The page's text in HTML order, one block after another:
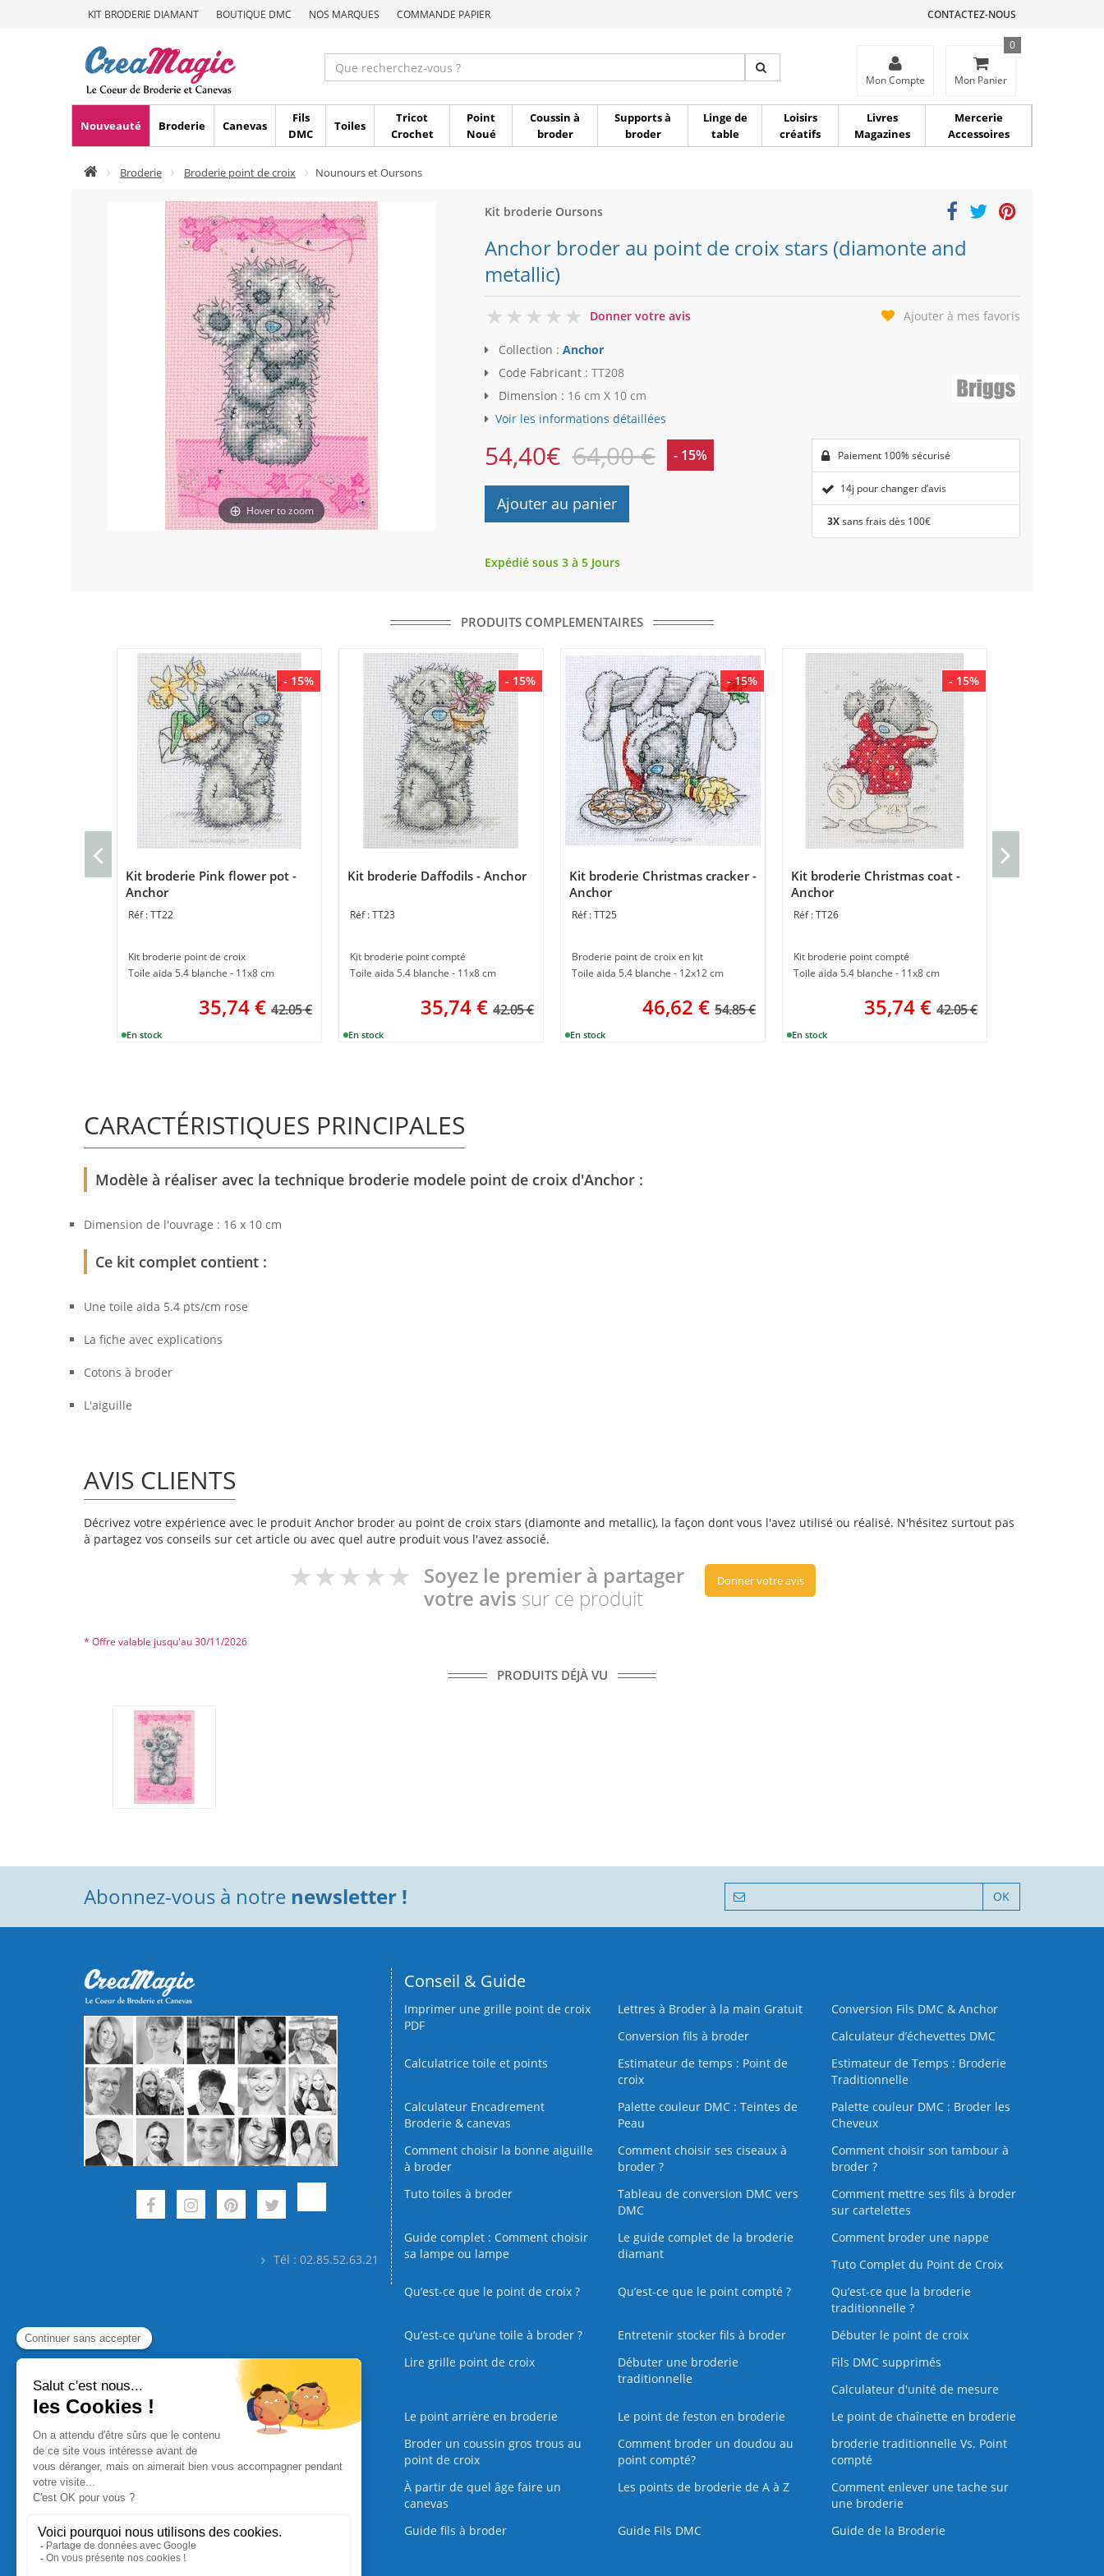
KIT BRODERIE DIAMANT BOUTIQUE DMC NOS MARQUES COMMANDE PAPIER CONTACTEZ-NOUS
Mon Compte Mon Panier
0
Nouveauté Broderie Canevas
Fils
DMC
Toiles
Tricot
Crochet
Point
Noué
Coussin à
broder
Supports à
broder
Linge de
table
Loisirs
créatifs
Livres
Magazines
Mercerie
Accessoires
Broderie Broderie point de croix Nounours et Oursons
Hover to zoom
Kit broderie Oursons
Anchor broder au point de croix stars (diamonte and
metallic)
0
Donner votre avis Ajouter à mes favoris
Collection : Anchor
Code Fabricant : TT208
Dimension : 16 cm X 10 cm
Voir les informations détaillées
54,40€ 64,00 € - 15%
Ajouter au panier
Paiement 100% sécurisé
14j pour changer d’avis
3Xsans frais dès 100€
Expédié sous 3 à 5 Jours
PRODUITS COMPLEMENTAIRES
- 15%
Kit broderie Pink flower pot -
Anchor
TT22
Kit broderie point de croix
Toile aida 5.4 blanche - 11x8 cm
35,74€ 42.05 €
- 15%
Kit broderie Daffodils - Anchor
TT23
Kit broderie point compté
Toile aida 5.4 blanche - 11x8 cm
35,74€ 42.05 €
- 15%
Kit broderie Christmas cracker -
Anchor
TT25
Broderie point de croix en kit
Toile aida 5.4 blanche - 12x12 cm
46,62 € 54.85 €
- 15%
Kit broderie Christmas coat -
Anchor
TT26
Kit broderie point compté
Toile aida 5.4 blanche - 11x8 cm
35,74€ 42.05 €
CARACTÉRISTIQUES PRINCIPALES
Modèle à réaliser avec la technique broderie modele point de croix d'Anchor :
Dimension de l'ouvrage : 16 x 10 cm
Ce kit complet contient :
Une toile aida 5.4 pts/cm rose
La fiche avec explications
Cotons à broder
L'aiguille
AVIS CLIENTS
Décrivez votre expérience avec le produit Anchor broder au point de croix stars (diamonte and metallic), la façon dont vous l'avez utilisé ou réalisé. N'hésitez surtout pas
à partagez vos conseils sur cet article ou avec quel autre produit vous l'avez associé.
Soyez le premier à partager
votre avis sur ce produit
Donner votre avis
* Offre valable jusqu'au 30/11/2026
PRODUITS DÉJÀ VU
Abonnez-vous à notre newsletter ! OK
Tél : 02.85.52.63.21
Conseil & Guide
Imprimer une grille point de croix
PDF
Lettres à Broder à la main Gratuit
Conversion Fils DMC & Anchor
Conversion fils à broder
Calculateur d’échevettes DMC
Calculatrice toile et points
Estimateur de temps : Point de
croix
Estimateur de Temps : Broderie
Traditionnelle
Calculateur Encadrement
Broderie & canevas
Palette couleur DMC : Teintes de
Peau
Palette couleur DMC : Broder les
Cheveux
Comment choisir la bonne aiguille
à broder
Comment choisir ses ciseaux à
broder ?
Comment choisir son tambour à
broder ?
Tuto toiles à broder
Tableau de conversion DMC vers
DMC
Comment mettre ses fils à broder
sur cartelettes
Guide complet : Comment choisir
sa lampe ou lampe
Le guide complet de la broderie
diamant
Comment broder une nappe
Tuto Complet du Point de Croix
Qu’est-ce que le point de croix ?
Qu’est-ce que le point compté ?
Qu’est-ce que la broderie
traditionnelle ?
Qu’est‑ce qu’une toile à broder ?
Entretenir stocker fils à broder
Débuter le point de croix
Lire grille point de croix
Débuter une broderie
traditionnelle
Fils DMC supprimés
Calculateur d'unité de mesure
Le point arrière en broderie
Le point de feston en broderie
Le point de chaînette en broderie
Broder un coussin gros trous au
point de croix
Comment broder un doudou au
point compté?
broderie traditionnelle Vs. Point
compté
À partir de quel âge faire un
canevas
Les points de broderie de A à Z
Comment enlever une tache sur
une broderie
Guide fils à broder
Guide Fils DMC Guide de la Broderie